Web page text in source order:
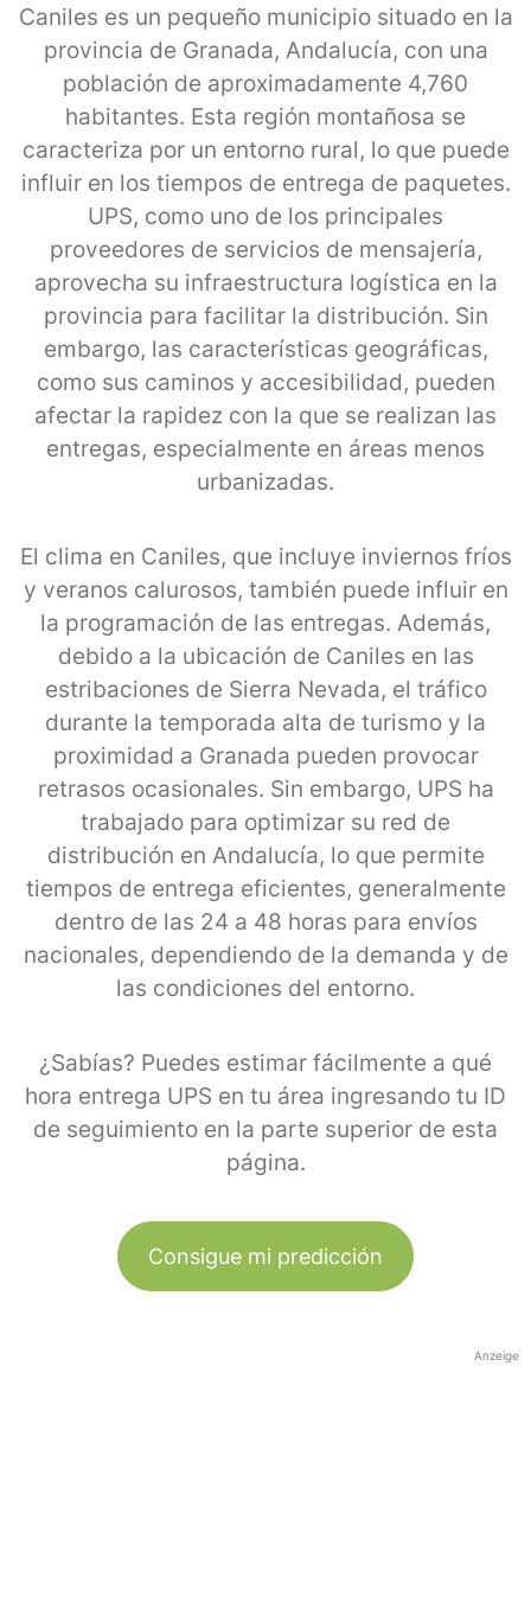
Caniles es un pequeño municipio situado en la
provincia de Granada, Andalucía, con una
población de aproximadamente 4,760
habitantes. Esta región montañosa se
caracteriza por un entorno rural, lo que puede
influir en los tiempos de entrega de paquetes.
UPS, como uno de los principales
proveedores de servicios de mensajería,
aprovecha su infraestructura logística en la
provincia para facilitar la distribución. Sin
embargo, las características geográficas,
como sus caminos y accesibilidad, pueden
afectar la rapidez con la que se realizan las
entregas, especialmente en áreas menos
urbanizadas.
El clima en Caniles, que incluye inviernos fríos
y veranos calurosos, también puede influir en
la programación de las entregas. Además,
debido a la ubicación de Caniles en las
estribaciones de Sierra Nevada, el tráfico
durante la temporada alta de turismo y la
proximidad a Granada pueden provocar
retrasos ocasionales. Sin embargo, UPS ha
trabajado para optimizar su red de
distribución en Andalucía, lo que permite
tiempos de entrega eficientes, generalmente
dentro de las 24 a 48 horas para envíos
nacionales, dependiendo de la demanda y de
las condiciones del entorno.
¿Sabías? Puedes estimar fácilmente a qué
hora entrega UPS en tu área ingresando tu ID
de seguimiento en la parte superior de esta
página.
Consigue mi predicción
Anzeige